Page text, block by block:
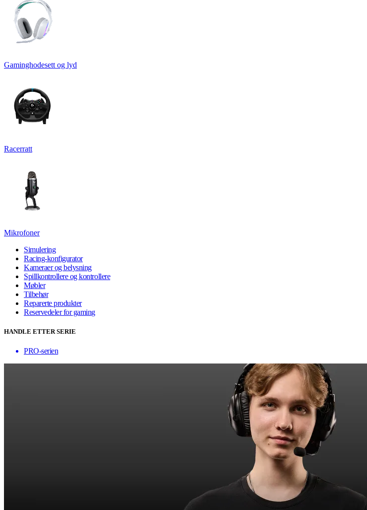
Gaminghodesett og lyd
Racerratt
Mikrofoner
Simulering
Racing-konfigurator
Kameraer og belysning
Spillkontrollere og kontrollere
Møbler
Tilbehør
Reparerte produkter
Reservedeler for gaming
HANDLE ETTER SERIE
PRO-serien